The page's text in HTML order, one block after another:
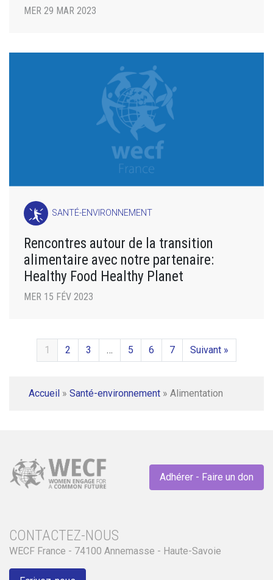
MER 29 MAR 2023
SANTÉ-ENVIRONNEMENT
Rencontres autour de la transition
alimentaire avec notre partenaire:
Healthy Food Healthy Planet
MER 15 FÉV 2023
1 2 3 … 5 6 7 Suivant »
Accueil » Santé-environnement » Alimentation
Adhérer - Faire un don
CONTACTEZ-NOUS
WECF France - 74100 Annemasse - Haute-Savoie